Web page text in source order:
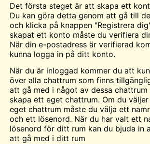
Det första steget är att skapa ett
Du kan göra detta genom att gå till
och klicka på knappen "Registrera
skapat ett konto måste du verifiera
När din e-postadress är verifierad
kunna logga in på ditt konto.
När du är inloggad kommer du att
över alla chattrum som finns
att gå med i något av dessa chattrum
skapa ett eget chattrum. Om du
eget chattrum måste du välja ett
och ett lösenord. När du har valt ett
lösenord för ditt rum kan du bjuda in
att gå med i ditt rum